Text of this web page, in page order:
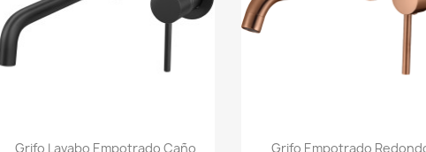
Vista rápida
Grifo Lavabo Empotrado Caño
Vista rápida
Grifo Empotrado